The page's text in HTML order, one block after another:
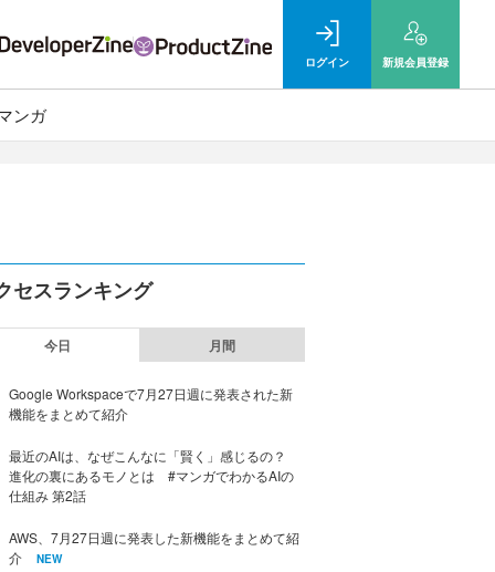
ログイン 新規会員登録
ンガ
セスランキング
今日 月間
Google Workspaceで7月27日週に発表された新
機能をまとめて紹介
最近のAIは、なぜこんなに「賢く」感じるの？
進化の裏にあるモノとは #マンガでわかるAIの
仕組み 第2話
AWS、7月27日週に発表した新機能をまとめて紹
介
NEW